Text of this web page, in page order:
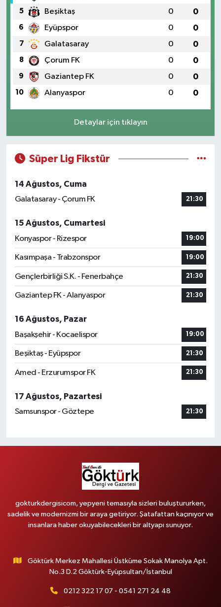
5 Beşiktaş 0 0
6 Eyüpspor 0 0
7 Galatasaray 0 0
8 Çorum FK 0 0
9 Gaziantep FK 0 0
10 Alanyaspor 0 0
Detaylar için tıklayın
Süper Lig Fikstür
14 Ağustos, Cuma
Galatasaray - Çorum FK
21:30
15 Ağustos, Cumartesi
Konyaspor - Rizespor
19:00
Kasımpaşa - Trabzonspor 19:00
Gençlerbirliği S.K. - Fenerbahçe 21:30
Gaziantep FK - Alanyaspor 21:30
16 Ağustos, Pazar
Başakşehir - Kocaelispor
19:00
Beşiktaş - Eyüpspor 21:30
Amed - Erzurumspor FK 21:30
17 Ağustos, Pazartesi
Samsunspor - Göztepe
21:30
gokturkdergisicom, yepyeni temasıyla sizleri buluştururken,
sadelik ve modernizmi bir araya getiriyor. Şatafattan kaçınıyor ve
insanlara haber okuyabilecekleri bir altyapı sunuyor.
Göktürk Merkez Mahallesi Üstküme Sokak Manolya Apt.
No.3 D.2 Göktürk-Eyüpsultan/İstanbul
0212 322 17 07 - 0541 271 24 48
MAGAZİN
ÖZEL HABER
SAĞLIK
SPOR
TİCARET
YAŞAM